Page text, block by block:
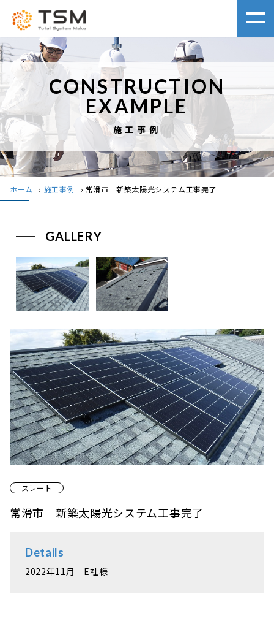
CONSTRUCTION
EXAMPLE
施工事例
ホーム › 施工事例 › 常滑市 新築太陽光システム工事完了
スレート
常滑市 新築太陽光システム工事完了
Details
2022年11月 E社様
GALLERY